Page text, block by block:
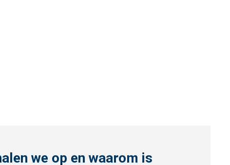
we op en waarom is